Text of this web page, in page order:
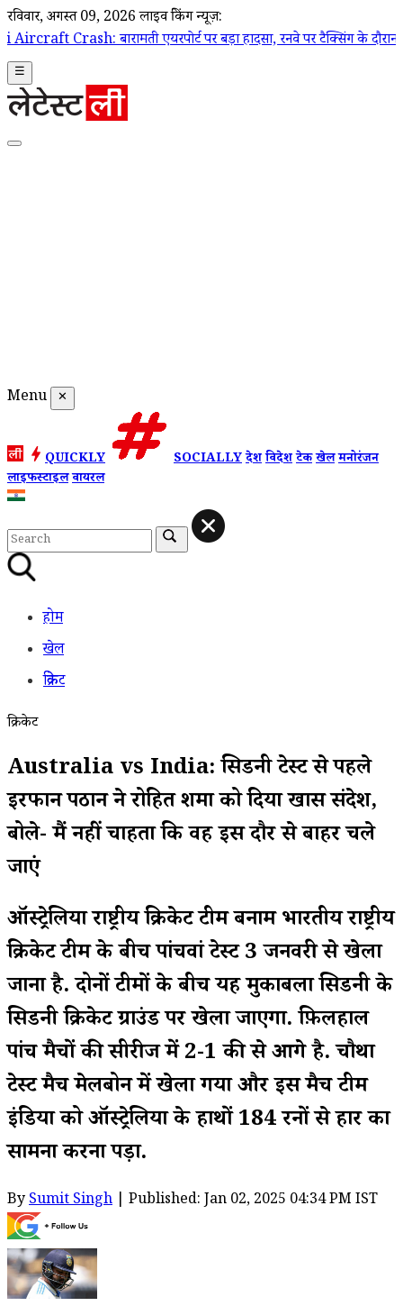
रविवार, अगस्त 09, 2026 लाइव ब्रेकिंग न्यूज़:
एयरपोर्ट पर बड़ा हादसा, रनवे पर टैक्सिंग के दौरान ट्रेनी
☰
Menu ✕
QUICKLY SOCIALLYदेशविदेशटेकखेलमनोरंजन
लाइफस्टाइलवायरल
होम
खेल
क्रिकेट
क्रिकेट
Australia vs India: सिडनी टेस्ट से पहले
इरफान पठान ने रोहित शर्मा को दिया खास संदेश,
बोले- मैं नहीं चाहता कि वह इस दौर से बाहर चले
जाएं
ऑस्ट्रेलिया राष्ट्रीय क्रिकेट टीम बनाम भारतीय राष्ट्रीय
क्रिकेट टीम के बीच पांचवां टेस्ट 3 जनवरी से खेला
जाना है. दोनों टीमों के बीच यह मुकाबला सिडनी के
सिडनी क्रिकेट ग्राउंड पर खेला जाएगा. फ़िलहाल
पांच मैचों की सीरीज में 2-1 की से आगे है. चौथा
टेस्ट मैच मेलबोर्न में खेला गया और इस मैच टीम
इंडिया को ऑस्ट्रेलिया के हाथों 184 रनों से हार का
सामना करना पड़ा.
BySumit Singh | Published: Jan 02, 2025 04:34 PM IST